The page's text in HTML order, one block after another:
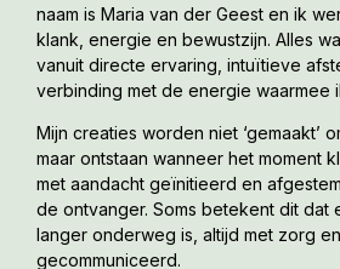
naam is Maria van der Geest en ik
klank, energie en bewustzijn. Alles
vanuit directe ervaring, intuïtieve
verbinding met de energie waarmee
Mijn creaties worden niet ‘gemaakt’
maar ontstaan wanneer het moment
met aandacht geïnitieerd en
de ontvanger. Soms betekent dit dat
langer onderweg is, altijd met zorg
gecommuniceerd.